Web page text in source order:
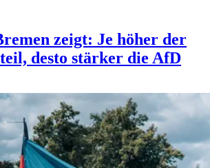
zeigt: Je höher der
desto stärker die AfD